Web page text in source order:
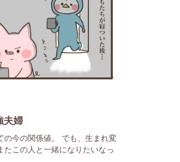
夫婦
の今の関係値。 でも、生まれ変
たこの人と一緒になりたいなっ